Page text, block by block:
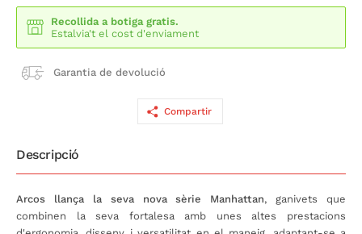
Recollida a botiga gratis.
Estalvia't el cost d'enviament
Garantia de devolució
Compartir
Descripció
Arcos llança la seva nova sèrie Manhattan, ganivets que
combinen la seva fortalesa amb unes altes prestacions